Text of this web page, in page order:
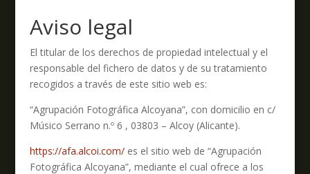
Aviso legal
El titular de los derechos de propiedad intelectual y el
responsable del fichero de datos y de su tratamiento
recogidos a través de este sitio web es:
“Agrupación Fotográfica Alcoyana”, con domicilio en c/
Músico Serrano n.º 6 , 03803 – Alcoy (Alicante).
https://afa.alcoi.com/es el sitio web de “Agrupación
Fotográfica Alcoyana”, mediante el cual ofrece a los